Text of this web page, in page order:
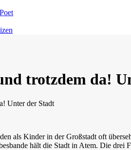
trotzdem da!
Unter der Stadt
als Kinder in der Großstadt oft
hält die Stadt in Atem. Die drei